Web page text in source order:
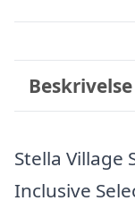
Beskrivelse
Stella Village
Inclusive